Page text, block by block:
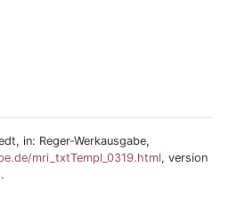
in: Reger-Werkausgabe,
mri_txtTempl_0319.html, version